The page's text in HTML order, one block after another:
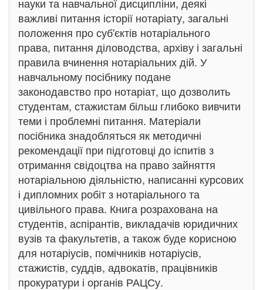
важливі питання історії нотаріату, загальні
положення про суб'єктів нотаріального
права, питання діловодства, архіву і загальні
правила вчинення нотаріальних дій. У
навчальному посібнику подане
законодавство про нотаріат, що дозволить
студентам, стажистам більш глибоко вивчити
теми і проблемні питання. Матеріали
посібника знадобляться як методичні
рекомендації при підготовці до іспитів з
отримання свідоцтва на право зайняття
нотаріальною діяльністю, написанні курсових
і дипломних робіт з нотаріального та
цивільного права. Книга розрахована на
студентів, аспірантів, викладачів юридичних
вузів та факультетів, а також буде корисною
для нотаріусів, помічників нотаріусів,
стажистів, суддів, адвокатів, працівників
прокуратури і органів РАЦСу.